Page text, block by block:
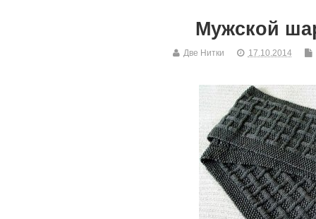
Мужской
Две Нитки 17.10.2014